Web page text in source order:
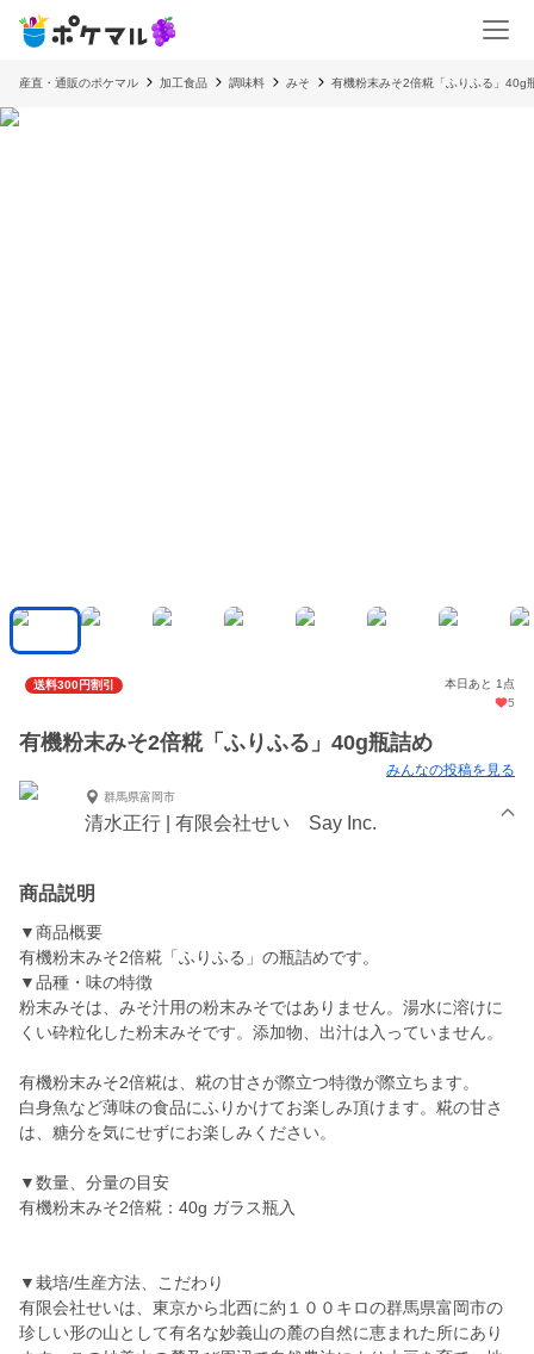
産直・通販のポケマル 加工食品 調味料 みそ 有機粉末みそ2倍糀「ふりふる」
送料300円割引
本日あと 1点
5
有機粉末みそ2倍糀「ふりふる」40g瓶詰め
みんなの投稿を見る
群馬県富岡市
清水正行 | 有限会社せい Say Inc.
商品説明
▼商品概要
有機粉末みそ2倍糀「ふりふる」の瓶詰めです。
▼品種・味の特徴
粉末みそは、みそ汁用の粉末みそではありません。湯水に溶けに
くい砕粒化した粉末みそです。添加物、出汁は入っていません。
有機粉末みそ2倍糀は、糀の甘さが際立つ特徴が際立ちます。
白身魚など薄味の食品にふりかけてお楽しみ頂けます。糀の甘さ
は、糖分を気にせずにお楽しみください。
▼数量、分量の目安
有機粉末みそ2倍糀：40g ガラス瓶入
▼栽培/生産方法、こだわり
有限会社せいは、東京から北西に約１００キロの群馬県富岡市の
珍しい形の山として有名な妙義山の麓の自然に恵まれた所にあり